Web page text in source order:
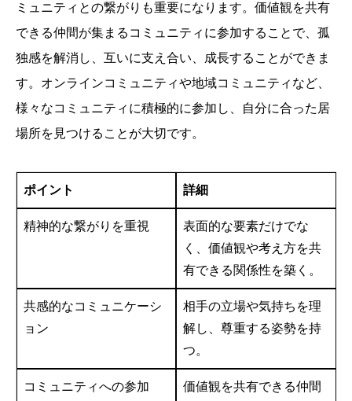
ミュニティとの繋がりも重要になります。価値観を共有
できる仲間が集まるコミュニティに参加することで、孤
独感を解消し、互いに支え合い、成長することができま
す。オンラインコミュニティや地域コミュニティなど、
様々なコミュニティに積極的に参加し、自分に合った居
場所を見つけることが大切です。
ポイント 詳細
精神的な繋がりを重視
表面的な要素だけでな
く、価値観や考え方を共
有できる関係性を築く。
共感的なコミュニケーシ
ョン
相手の立場や気持ちを理
解し、尊重する姿勢を持
つ。
コミュニティへの参加 価値観を共有できる仲間